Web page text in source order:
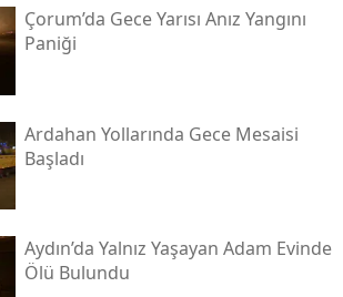
Çorum’da Gece Yarısı Anız Yangını
Paniği
Ardahan Yollarında Gece Mesaisi
Başladı
Aydın’da Yalnız Yaşayan Adam Evinde
Ölü Bulundu